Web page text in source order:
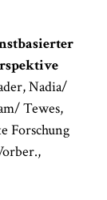
Nadia/
Tewes,
Forschung